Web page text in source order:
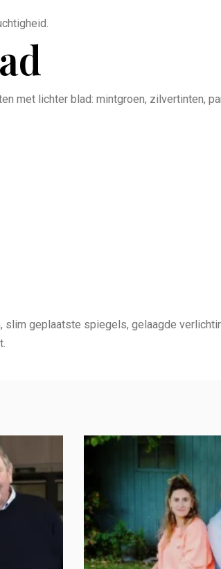
met lichter blad: mintgroen, zilvertinten,
slim geplaatste spiegels, gelaagde